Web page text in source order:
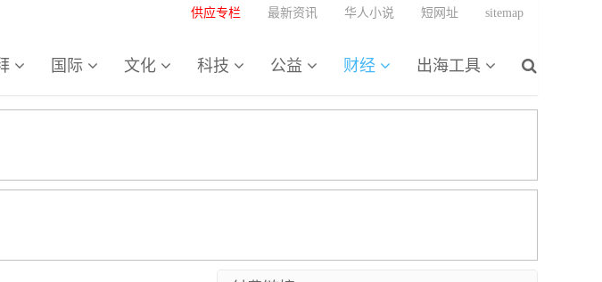
国际 文化 科技 公益 财经 出海工具
供应专栏 最新资讯 华人小说 短网址 sitemap